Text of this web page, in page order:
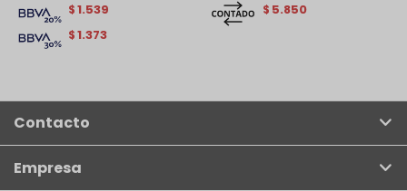
$1.373
$1.539 $ 5.850
Contacto
Empresa